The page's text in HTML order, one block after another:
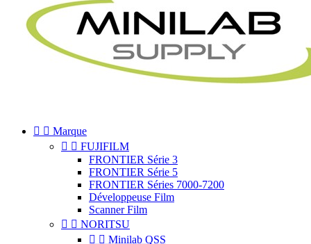
  Marque
  FUJIFILM
FRONTIER Série 3
FRONTIER Série 5
FRONTIER Séries 7000-7200
Développeuse Film
Scanner Film
  NORITSU
  Minilab QSS